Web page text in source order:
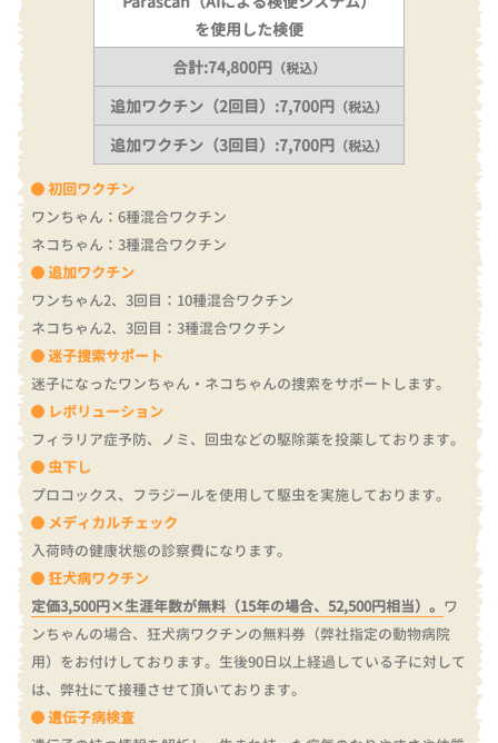
初回ワクチン
ワンちゃん：6種混合ワクチン
ネコちゃん：3種混合ワクチン
追加ワクチン
ワンちゃん2、3回目：10種混合ワクチン
ネコちゃん2、3回目：3種混合ワクチン
迷子捜索サポート
迷子になったワンちゃん・ネコちゃんの捜索をサポートします。
レボリューション
フィラリア症予防、ノミ、回虫などの駆除薬を投薬しております。
虫下し
プロコックス、フラジールを使用して駆虫を実施しております。
メディカルチェック
入荷時の健康状態の診察費になります。
狂犬病ワクチン
定価3,500円×生涯年数が無料（15年の場合、52,500円相当）。 ワ
ンちゃんの場合、狂犬病ワクチンの無料券（弊社指定の動物病院
用）をお付けしております。 生後90日以上経過している子に対して
は、弊社にて接種させて頂いております。
遺伝子病検査
を使用した検便
合計:74,800円 （税込）
追加ワクチン（2回目）:7,700円 （税込）
追加ワクチン（3回目）:7,700円 （税込）